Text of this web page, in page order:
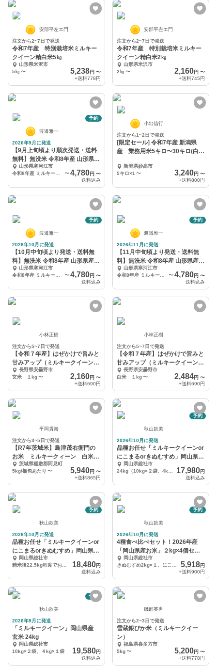
安部平左エ門
注文から2~7日で発送
令和7年産 特別栽培米ミルキー
クイーン精白米5㎏
山形県米沢市
5㎏ 〜 5,238円 〜
+送料778円
安部平左エ門
注文から2~7日で発送
令和7年産 特別栽培米ミルキー
クイーン精白米2㎏
山形県米沢市
2㎏ 〜 2,160円 〜
+送料745円
予約
渡邉雅一
2026年9月に発送
【9月上旬頃より順次発送・送料
無料】無洗米 令和8年産 山形県産
ミルキークイーン
山形県寒河江市
〜 4,780円 〜
送料込み
小出信行
注文から1~2日で発送
[限定セール] 令和7年産 新潟県
産 業務用米5キロ〜30キロ(白
新潟県妙高市
5キロ×1 〜 3,240円 〜
+送料800円
予約
渡邉雅一
2026年10月に発送
【10月中旬頃より発送・送料無
料】無洗米 令和8年産 山形県産ミ
ルキークイーン
山形県寒河江市
〜 4,780円 〜
送料込み
予約
渡邉雅一
2026年11月に発送
【11月中旬頃より発送・送料無
料】無洗米 令和8年産 山形県産ミ
ルキークイーン
山形県寒河江市
令和8年産 ミルキークイーン無洗米 4kg
〜4,780円 〜
送料込み
小林正樹
注文から5~7日で発送
【令和７年産】はぜかけで旨みと
甘みアップ（ミルキークイーン/
玄米）【自然栽培】
長野県安曇野市
玄米 １kg〜 2,160円 〜
+送料690円
小林正樹
注文から5~7日で発送
【令和７年産】はぜかけで旨みと
甘みアップ（ミルキークイーン/
白米）【自然栽培】
長野県安曇野市
白米 １kg 〜 2,484円 〜
+送料690円
平岡貴海
注文から3~5日で発送
【R7年茨城米】島津茂右衛門の
お米 ミルキークィーン 白米
5/10kg入
茨城県稲敷郡阿見町
5kg/梱包あたり 〜 5,940円 〜
+送料865円
予約
秋山款美
2026年10月に発送
品種お任せ「ミルキークイーンor
にこまるorきぬむすめ」岡山県産
玄米 24kg
岡山県総社市
17,980円
送料込み
予約
秋山款美
2026年10月に発送
品種お任せ「ミルキークイーンor
にこまるorきぬむすめ」岡山県産
精米 25kg
岡山県総社市
18,480円
送料込み
予約
秋山款美
2026年10月に発送
4種食べ比べセット！2026年産
「岡山県産お米」２kg×4個セッ
ト 岡山県総社市
5,918円
+送料900円
予約
秋山款美
2026年9月に発送
「ミルキークイーン」岡山県産
玄米 24kg
岡山県総社市
10kg×２袋、４kg×１袋
19,580円
送料込み
磯部英世
注文から2~3日で発送
雪蔵銀ぴか米（ミルキークイー
ン）
福島県喜多方市
5kg 〜 5,200円 〜
+送料778円